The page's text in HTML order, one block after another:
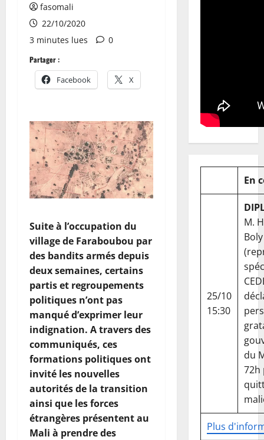
fasomali
22/10/2020
3 minutes lues
0
Partager :
Facebook X
Suite à l’occupation du
village de Faraboubou par
des bandits armés depuis
deux semaines, certains
partis et regroupements
politiques n’ont pas
manqué d’exprimer leur
indignation. A travers des
communiqués, ces
formations politiques ont
invité les nouvelles
autorités de la transition
ainsi que les forces
étrangères présentent au
Mali à prendre des
En
Plus
25/10
15:30
M.
Boly
du
72h